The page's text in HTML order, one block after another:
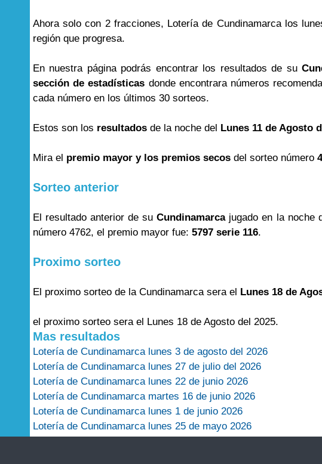
Ahora solo con 2 fracciones, Lotería de Cundinamarca los
región que progresa.
En nuestra página podrás encontrar los resultados de su
sección de estadísticas donde encontrara números
cada número en los últimos 30 sorteos.
Estos son los resultados de la noche del Lunes 11 de Agosto
Mira el premio mayor y los premios secos del sorteo número
Sorteo anterior
El resultado anterior de suCundinamarcajugado en la noche
número 4762, el premio mayor fue: 5797 serie 116.
Proximo sorteo
El proximo sorteo de la Cundinamarca sera el Lunes 18 de
el proximo sorteo sera el Lunes 18 de Agosto del 2025.
Mas resultados
Lotería de Cundinamarca lunes 3 de agosto del 2026
Lotería de Cundinamarca lunes 27 de julio del 2026
Lotería de Cundinamarca lunes 22 de junio 2026
Lotería de Cundinamarca martes 16 de junio 2026
Lotería de Cundinamarca lunes 1 de junio 2026
Lotería de Cundinamarca lunes 25 de mayo 2026